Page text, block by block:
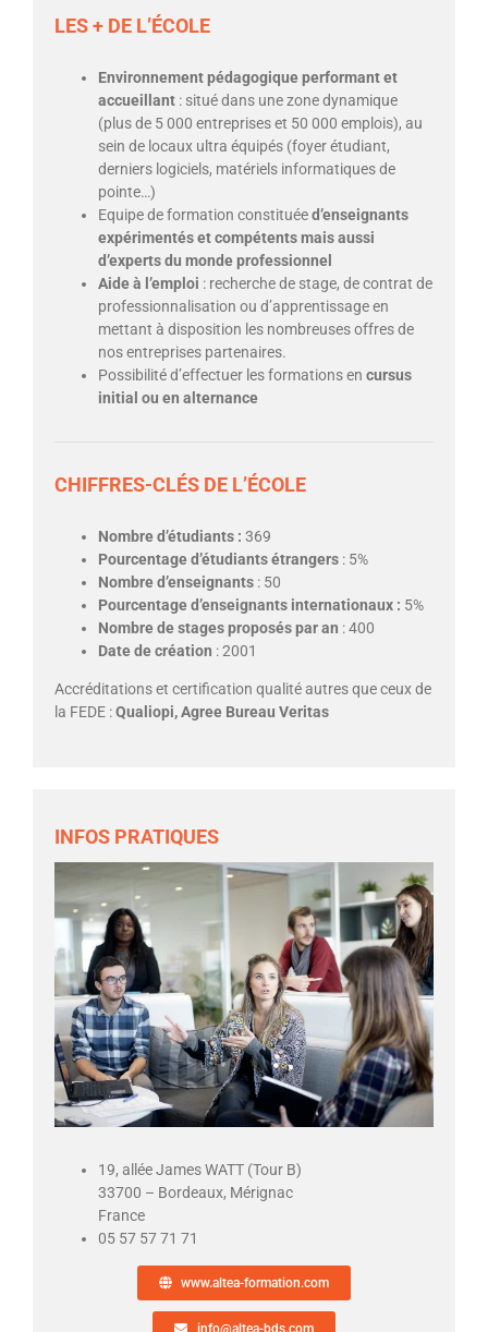
LES + DE L’ÉCOLE
Environnement pédagogique performant et
accueillant : situé dans une zone dynamique
(plus de 5 000 entreprises et 50 000 emplois), au
sein de locaux ultra équipés (foyer étudiant,
derniers logiciels, matériels informatiques de
pointe…)
Equipe de formation constituéed’enseignants
expérimentés et compétents mais aussi
d’experts du monde professionnel
Aide à l’emploi : recherche de stage, de contrat de
professionnalisation ou d’apprentissage en
mettant à disposition les nombreuses offres de
nos entreprises partenaires.
Possibilité d’effectuer les formations en cursus
initial ou en alternance
CHIFFRES-CLÉS DE L’ÉCOLE
Nombre d’étudiants : 369
Pourcentage d’étudiants étrangers : 5%
Nombre d’enseignants : 50
Pourcentage d’enseignants internationaux : 5%
Nombre de stages proposés par an : 400
Date de création : 2001
Accréditations et certification qualité autres que ceux de
la FEDE :Qualiopi, Agree Bureau Veritas
INFOS PRATIQUES
19, allée James WATT (Tour B)
33700 – Bordeaux, Mérignac
France
05 57 57 71 71
www.altea-formation.com